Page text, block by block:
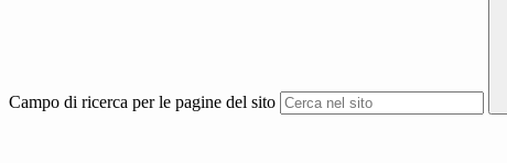
Campo di ricerca per le pagine del sito